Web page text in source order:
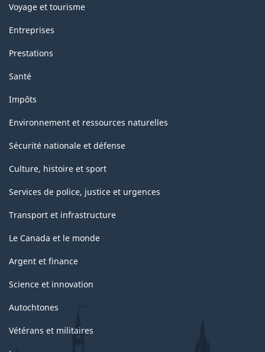
Voyage et tourisme
Entreprises
Prestations
Santé
Impôts
Environnement et ressources naturelles
Sécurité nationale et défense
Culture, histoire et sport
Services de police, justice et urgences
Transport et infrastructure
Le Canada et le monde
Argent et finance
Science et innovation
Autochtones
Vétérans et militaires